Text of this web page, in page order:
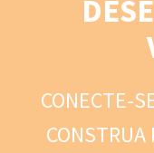
CONECTE-
CONSTRUA